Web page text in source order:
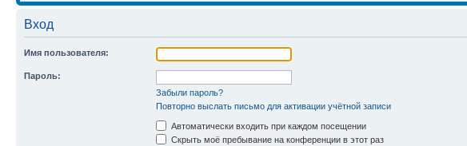
Вход
Имя пользователя:
Пароль:
Забыли пароль?
Повторно выслать письмо для активации учётной записи
Автоматически входить при каждом посещении
Скрыть моё пребывание на конференции в этот раз